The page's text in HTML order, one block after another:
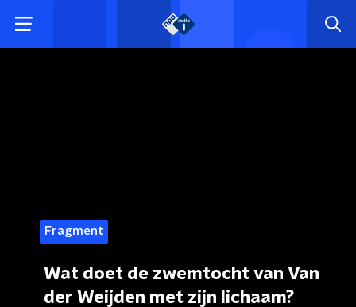
Fragment
Wat doet de zwemtocht van Van
der Weijden met zijn lichaam?